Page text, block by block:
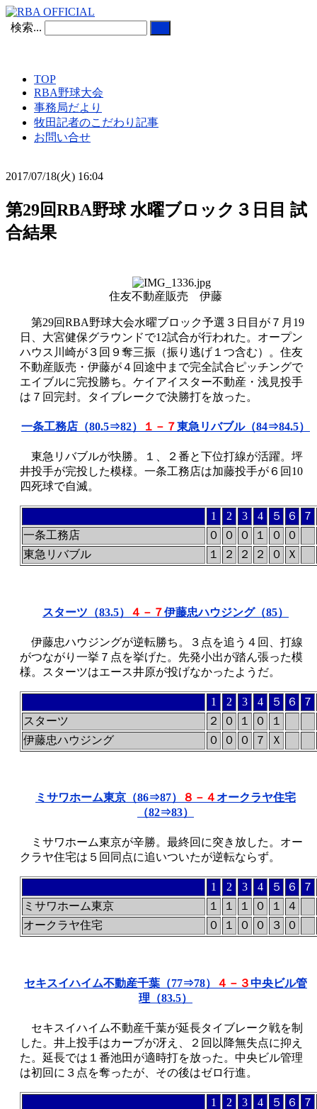
検索...
TOP
RBA野球大会
事務局だより
牧田記者のこだわり記事
お問い合せ
2017/07/18(火) 16:04
第29回RBA野球 水曜ブロック３日目 試
合結果
住友不動産販売 伊藤
第29回RBA野球大会水曜ブロック予選３日目が７月19
日、大宮健保グラウンドで12試合が行われた。オープン
ハウス川崎が３回９奪三振（振り逃げ１つ含む）。住友
不動産販売・伊藤が４回途中まで完全試合ピッチングで
エイブルに完投勝ち。ケイアイスター不動産・浅見投手
は７回完封。タイブレークで決勝打を放った。
一条工務店（80.5⇒82） １－７東急リバブル（84⇒84.5）
東急リバブルが快勝。１、２番と下位打線が活躍。坪
井投手が完投した模様。一条工務店は加藤投手が６回10
四死球で自滅。
1 2 3 4 ５ ６
７
一条工務店
０ ０ ０ １ ０
０
東急リバブル
１ ２ ２ ２ ０ Ｘ
スターツ（83.5） ４－７伊藤忠ハウジング（85）
伊藤忠ハウジングが逆転勝ち。３点を追う４回、打線
がつながり一挙７点を挙げた。先発小出が踏ん張った模
様。スターツはエース井原が投げなかったようだ。
1 2 3 4 ５ ６
７
スターツ
２ ０ １ ０
１
伊藤忠ハウジング
０ ０ ０ ７ Ｘ
ミサワホーム東京（86⇒87） ８－４オークラヤ住宅
（82⇒83）
ミサワホーム東京が辛勝。最終回に突き放した。オー
クラヤ住宅は５回同点に追いついたが逆転ならず。
1 2 3 4 ５ ６
７
ミサワホーム東京
１ １ １ ０ １
４
オークラヤ住宅
０ １ ０ ０ ３ ０
セキスイハイム不動産千葉（77⇒78） ４－３中央ビル管
理（83.5）
セキスイハイム不動産千葉が延長タイブレーク戦を制
した。井上投手はカーブが冴え、２回以降無失点に抑え
た。延長では１番池田が適時打を放った。中央ビル管理
は初回に３点を奪ったが、その後はゼロ行進。
1 2 3 4 ５ ６
７